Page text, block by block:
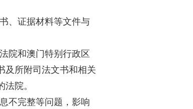
、证据材料等文件与
院和澳门特别行政区
及所附司法文书和相关
院。
不完整等问题，影响